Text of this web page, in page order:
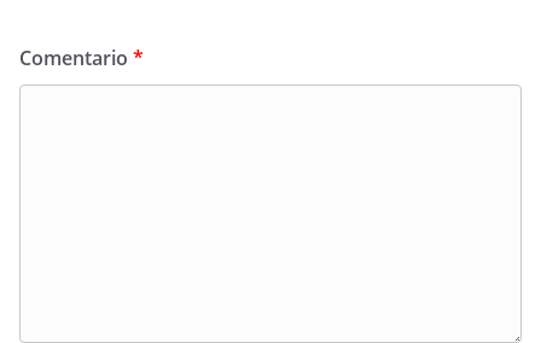
Comentario *